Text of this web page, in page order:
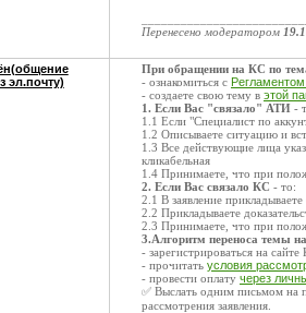
Перенесено модератором
эл.почту)
При обращении на КС по
- ознакомиться с
- создаете свою тему в этой
1. Если Вас "связало" АТИ -
1.1 Если "Специалист по
1.2 Описываете ситуацию и
1.3 Все действующие лица
кликабельная
1.4 Принимаете, что при
2. Если Вас связало КС - то:
2.1 В заявление
2.2 Прикладываете
2.3 Принимаете, что при
3.Алгоритм переноса темы
- зарегистрироваться на сайте
- прочитать условия
- провести оплату через
✅ Выслать одним письмом на
рассмотрения заявления.